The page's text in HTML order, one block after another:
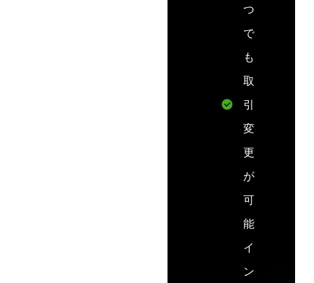
つ
で
も
取
引
変
更
が
可
能
イ
ン